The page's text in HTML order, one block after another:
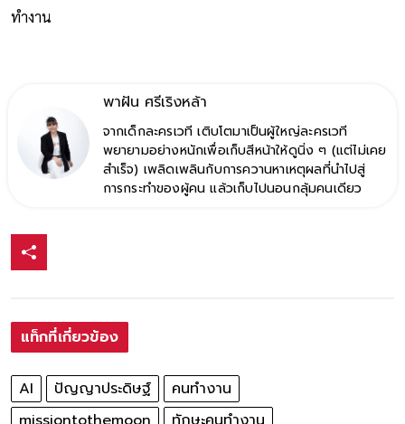
เรืองโรจน์ #เรืองโรจน์พูนผล #AI #คนทำงาน #ทักษะคน
พาฝัน ศรีเริงหล้า
จากเด็กละครเวที เติบโตมาเป็นผู้ใหญ่ละครเวที
พยายามอย่างหนักเพื่อเก็บสีหน้าให้ดูนิ่ง ๆ (แต่ไม่เคย
สำเร็จ) เพลิดเพลินกับการควานหาเหตุผลที่นำไปสู่
AI ปัญญาประดิษฐ์
คนทำงาน